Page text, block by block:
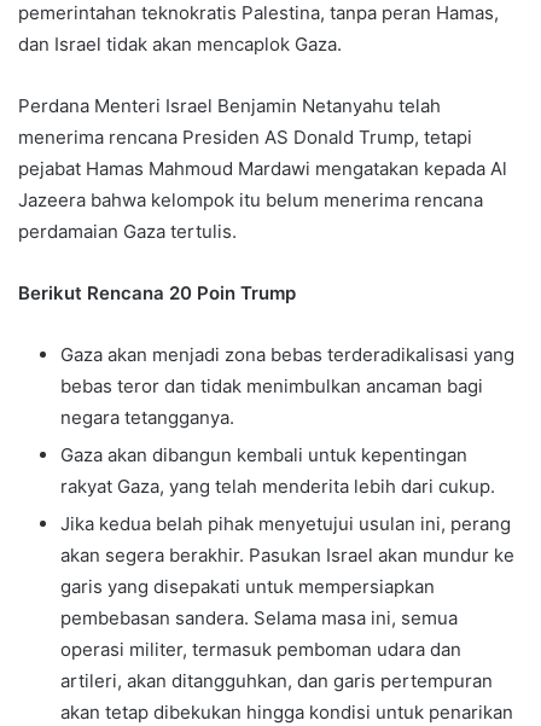
pemerintahan teknokratis Palestina, tanpa peran Hamas,
dan Israel tidak akan mencaplok Gaza.
Perdana Menteri Israel Benjamin Netanyahu telah
menerima rencana Presiden AS Donald Trump, tetapi
pejabat Hamas Mahmoud Mardawi mengatakan kepada Al
Jazeera bahwa kelompok itu belum menerima rencana
perdamaian Gaza tertulis.
Berikut Rencana 20 Poin Trump
Gaza akan menjadi zona bebas terderadikalisasi yang
bebas teror dan tidak menimbulkan ancaman bagi
negara tetangganya.
Gaza akan dibangun kembali untuk kepentingan
rakyat Gaza, yang telah menderita lebih dari cukup.
Jika kedua belah pihak menyetujui usulan ini, perang
akan segera berakhir. Pasukan Israel akan mundur ke
garis yang disepakati untuk mempersiapkan
pembebasan sandera. Selama masa ini, semua
operasi militer, termasuk pemboman udara dan
artileri, akan ditangguhkan, dan garis pertempuran
akan tetap dibekukan hingga kondisi untuk penarikan